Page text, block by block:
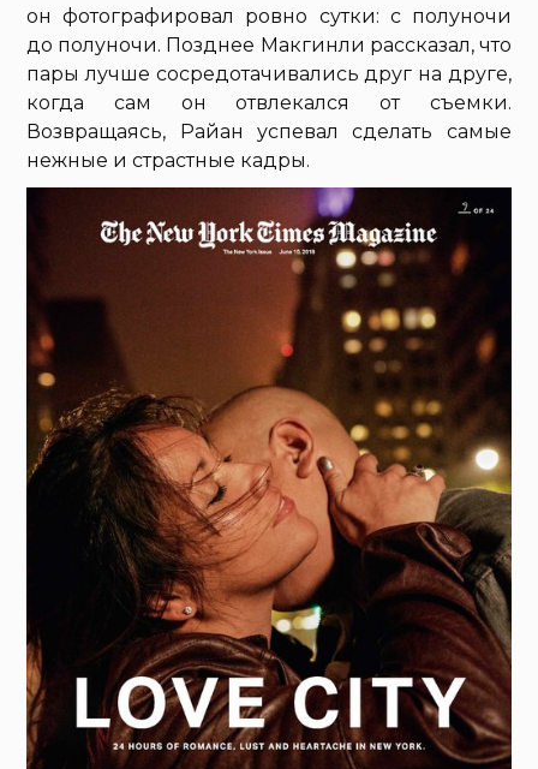
он фотографировал ровно сутки: с полуночи
до полуночи. Позднее Макгинли рассказал, что
пары лучше сосредотачивались друг на друге,
когда сам он отвлекался от съемки.
Возвращаясь, Райан успевал сделать самые
нежные и страстные кадры.